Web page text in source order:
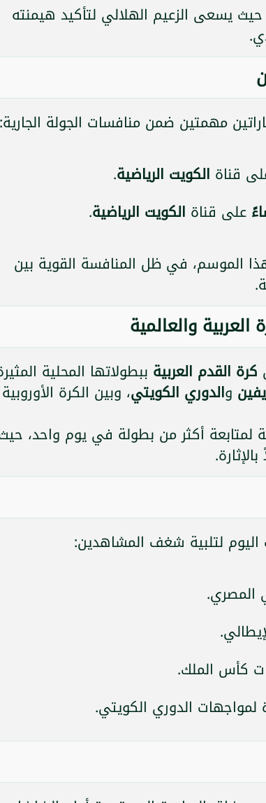
حيث يسعى الزعيم الهلالي لتأكيد هيمنته
مهمتين ضمن منافسات الجولة
قناة الكويت الرياضية.
على قناة الكويت الرياضية.
الموسم، في ظل المنافسة القوية بين
العربية والعالمية
كرة القدم العربية ببطولاتها المحلية
والدوري الكويتي، وبين الكرة الأوروبية
لمتابعة أكثر من بطولة في يوم واحد،
اليوم لتلبية شغف المشاهدين:
المصري.
كأس الملك.
الدوري الكويتي.